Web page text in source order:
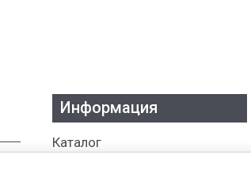
Информация
Каталог